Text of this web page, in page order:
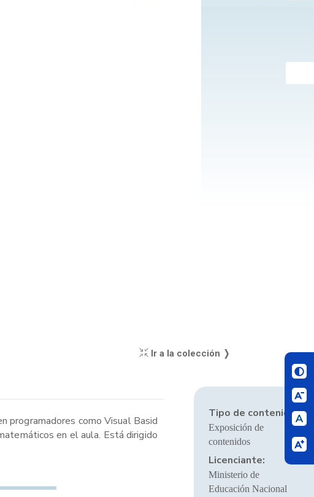
Ir a la colección ❭
programadores como Visual Basid
en el aula. Está dirigido
Tipo de contenido:
Exposición de
contenidos
Licenciante:
Ministerio de
Educación Nacional